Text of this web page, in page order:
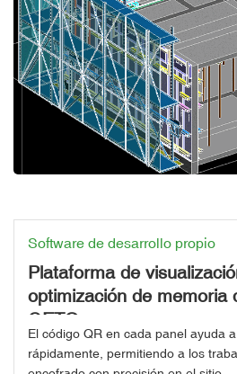
Plataforma de
optimización de memoria
GETO
Software de desarrollo propio
El código QR en cada panel ayuda
rápidamente, permitiendo a los